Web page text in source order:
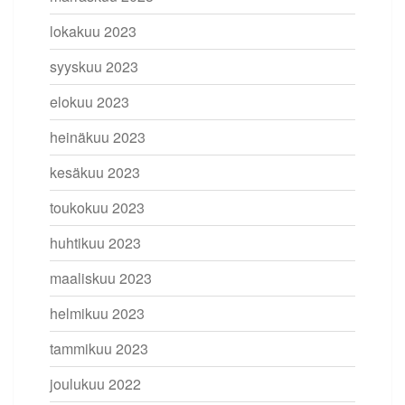
lokakuu 2023
syyskuu 2023
elokuu 2023
heinäkuu 2023
kesäkuu 2023
toukokuu 2023
huhtikuu 2023
maaliskuu 2023
helmikuu 2023
tammikuu 2023
joulukuu 2022